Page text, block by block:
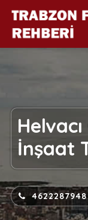
İnşaat
4622287948